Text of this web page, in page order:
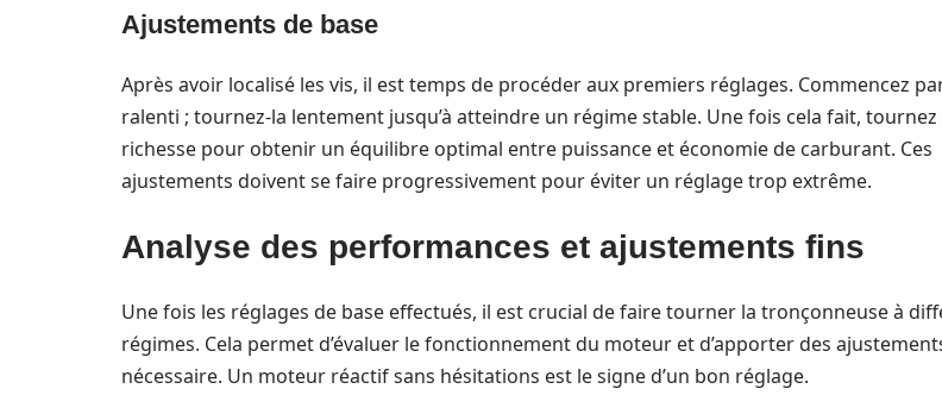
Ajustements de base
Après avoir localisé les vis, il est temps de procéder aux premiers réglages. Commencez
ralenti ; tournez-la lentement jusqu’à atteindre un régime stable. Une fois cela fait, tournez
richesse pour obtenir un équilibre optimal entre puissance et économie de carburant. Ces
ajustements doivent se faire progressivement pour éviter un réglage trop extrême.
Analyse des performances et ajustements fins
Une fois les réglages de base effectués, il est crucial de faire tourner la tronçonneuse à
régimes. Cela permet d’évaluer le fonctionnement du moteur et d’apporter des
nécessaire. Un moteur réactif sans hésitations est le signe d’un bon réglage.